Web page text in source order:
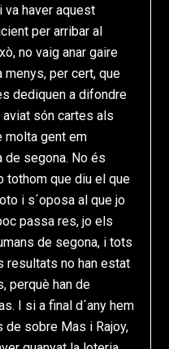
va haver aquest
per arribar al
no vaig anar gaire
per cert, que
dediquen a difondre
són cartes als
molta gent em
de segona. No és
tothom que diu el que
i s´oposa al que jo
passa res, jo els
de segona, i tots
resultats no han estat
perquè han de
I si a final d´any hem
de sobre Mas i Rajoy,